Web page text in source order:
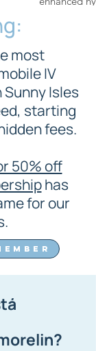
Electrolyte
Nausea.
Learn
most
IV
Isles
starting
fees.
50% off
has
for our